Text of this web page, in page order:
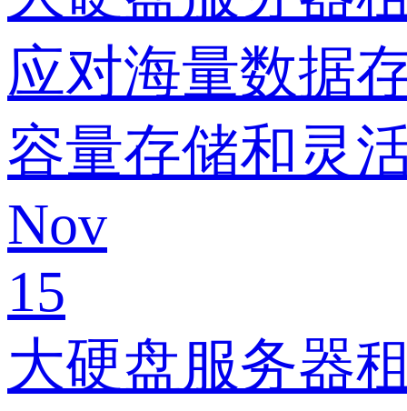
应对海量数据
容量存储和灵
Nov
15
大硬盘服务器